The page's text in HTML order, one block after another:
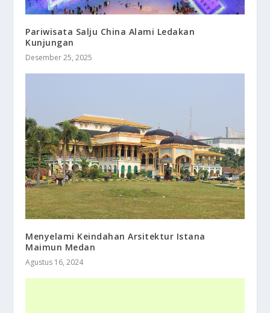
Pariwisata Salju China Alami Ledakan
Kunjungan
Desember 25, 2025
Menyelami Keindahan Arsitektur Istana
Maimun Medan
Agustus 16, 2024